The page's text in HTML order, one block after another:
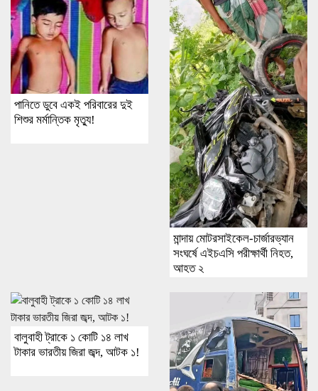
পানিতে ডুবে একই পরিবারের দুই
শিশুর মর্মান্তিক মৃত্যু!
মান্দায় মোটরসাইকেল-চার্জারভ্যান
সংঘর্ষে এইচএসি পরীক্ষার্থী নিহত,
আহত ২
বালুবাহী ট্রাকে ১ কোটি ১৪ লাখ
টাকার ভারতীয় জিরা জব্দ, আটক ১!